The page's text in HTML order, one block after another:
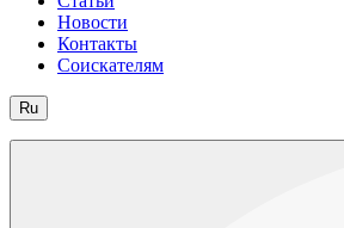
Новости
Контакты
Соискателям
Ru